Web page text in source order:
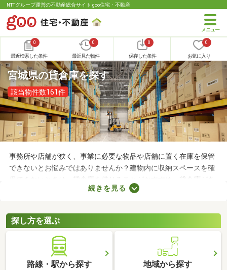
NTTグループ運営の不動産総合サイト goo住宅・不動産
0
最近検索した条件
0
最近見た物件
0
保存した条件
0
お気に入り
宮城県の貸倉庫を探す
該当物件数161件
事務所や店舗が狭く、事業に必要な物品や店舗に置く在庫を保管
できないとお悩みではありませんか？建物内に収納スペースを確
保できないときは、貸倉庫を借りることがおすすめ。貸倉庫があ
れば、在庫やすぐに使わない物品を保管できるため、店舗や事務
にチェックしてほしい貸倉庫を紹介します。
続きを見る
探し方を選ぶ
路線・駅から探す 地域から探す